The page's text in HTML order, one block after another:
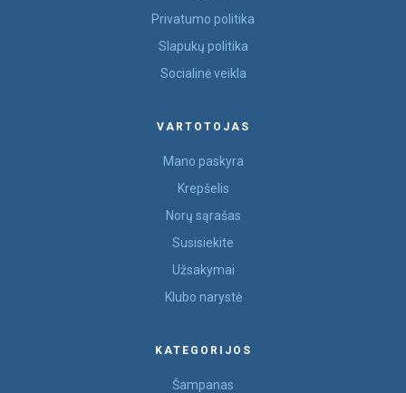
Privatumo politika
Slapukų politika
Socialinė veikla
VARTOTOJAS
Mano paskyra
Krepšelis
Norų sąrašas
Susisiekite
Užsakymai
Klubo narystė
KATEGORIJOS
Šampanas